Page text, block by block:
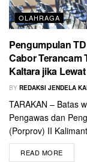
OLAHRAGA
Pengumpulan
Cabor Terancam
Kaltara jika Lewat
BY REDAKSI JENDELA
TARAKAN – Batas
Pengawas dan
(Porprov) II
READ MORE